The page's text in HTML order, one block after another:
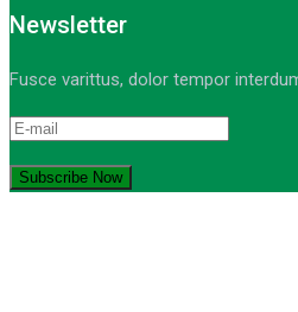
Newsletter
Fusce varittus, dolor tempor